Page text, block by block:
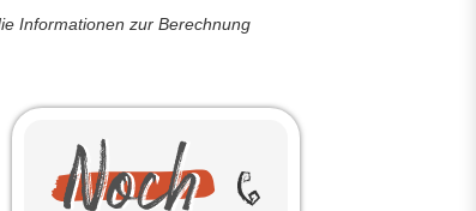
Informationen zur Berechnung